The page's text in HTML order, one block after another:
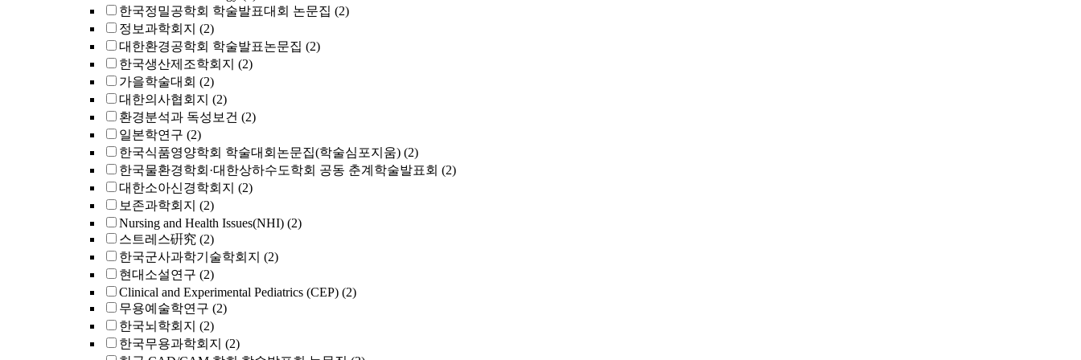
한국정밀공학회 학술발표대회 논문집 (2)
정보과학회지 (2)
대한환경공학회 학술발표논문집 (2)
한국생산제조학회지 (2)
가을학술대회 (2)
대한의사협회지 (2)
환경분석과 독성보건 (2)
일본학연구 (2)
한국식품영양학회 학술대회논문집(학술심포지움) (2)
한국물환경학회·대한상하수도학회 공동 춘계학술발표회 (2)
대한소아신경학회지 (2)
보존과학회지 (2)
Nursing and Health Issues(NHI) (2)
스트레스硏究 (2)
한국군사과학기술학회지 (2)
현대소설연구 (2)
Clinical and Experimental Pediatrics (CEP) (2)
무용예술학연구 (2)
한국뇌학회지 (2)
한국무용과학회지 (2)